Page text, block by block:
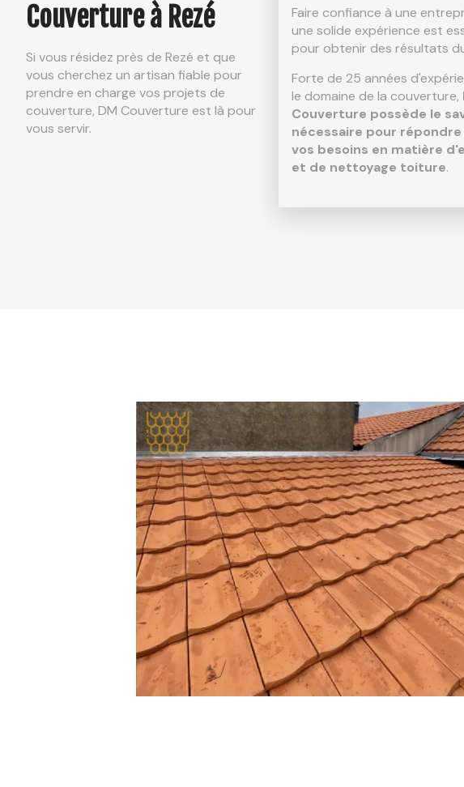
Couverture à Rezé
Si vous résidez près de Rezé et que
vous cherchez un artisan fiable pour
prendre en charge vos projets de
couverture, DM Couverture est là pour
vous servir.
Faire confiance à une
une solide expérience est
pour obtenir des résultats
Forte de 25 années
le domaine de la couverture,
Couverture possède le
nécessaire pour répondre
vos besoins en matière
et de nettoyage toiture.